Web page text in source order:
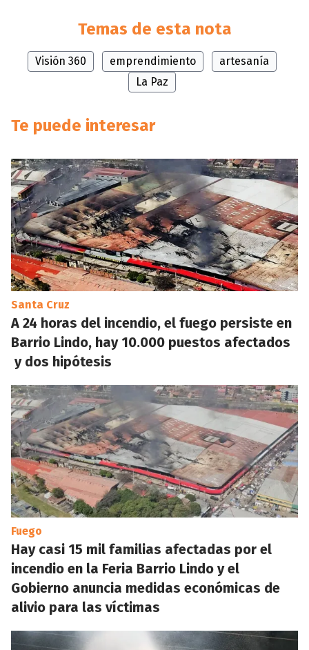
Temas de esta nota
Visión 360 emprendimiento
artesanía
La Paz
Te puede interesar
Santa Cruz
A 24 horas del incendio, el fuego persiste en
Barrio Lindo, hay 10.000 puestos afectados
y dos hipótesis
Fuego
Hay casi 15 mil familias afectadas por el
incendio en la Feria Barrio Lindo y el
Gobierno anuncia medidas económicas de
alivio para las víctimas